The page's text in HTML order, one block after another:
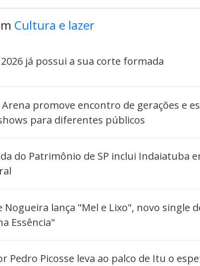
Cultura e lazer
2026 já possui a sua corte formada
promove encontro de gerações e
para diferentes públicos
do Patrimônio de SP inclui Indaiatuba
Nogueira lança "Mel e Lixo", novo single
Essência"
Pedro Picosse leva ao palco de Itu o